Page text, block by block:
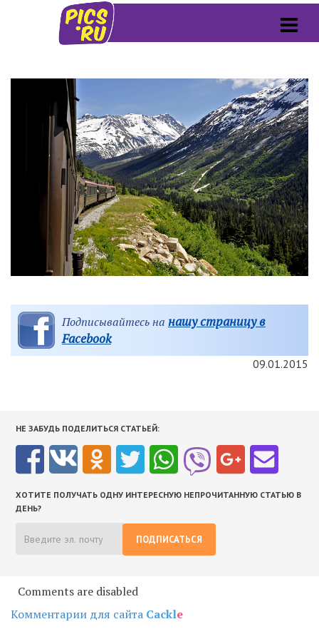
Подписывайтесь на нашу страницу в
Facebook
09.01.2015
НЕ ЗАБУДЬ ПОДЕЛИТЬСЯ СТАТЬЕЙ:
ХОТИТЕ ПОЛУЧАТЬ ОДНУ ИНТЕРЕСНУЮ НЕПРОЧИТАННУЮ СТАТЬЮ В
ДЕНЬ?
ПОДПИСАТЬСЯ
Comments are disabled
Комментарии для сайта Cackle